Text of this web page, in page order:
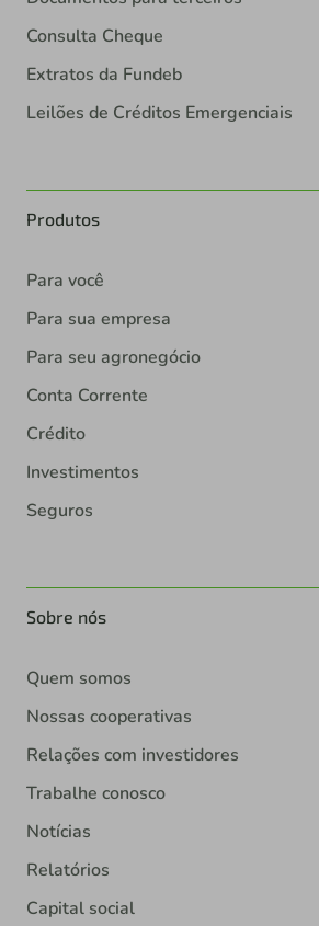
Consulta Cheque
Extratos da Fundeb
Leilões de Créditos Emergenciais
Produtos
Para você
Para sua empresa
Para seu agronegócio
Conta Corrente
Crédito
Investimentos
Seguros
Sobre nós
Quem somos
Nossas cooperativas
Relações com investidores
Trabalhe conosco
Notícias
Relatórios
Capital social